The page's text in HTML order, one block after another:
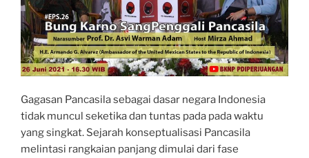
Gagasan Pancasila sebagai dasar negara Indonesia
tidak muncul seketika dan tuntas pada pada waktu
yang singkat. Sejarah konseptualisasi Pancasila
melintasi rangkaian panjang dimulai dari fase